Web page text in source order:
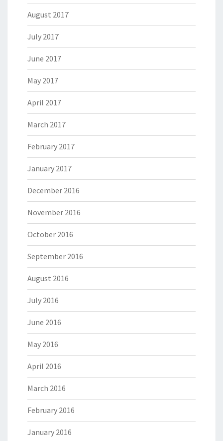
August 2017
July 2017
June 2017
May 2017
April 2017
March 2017
February 2017
January 2017
December 2016
November 2016
October 2016
September 2016
August 2016
July 2016
June 2016
May 2016
April 2016
March 2016
February 2016
January 2016